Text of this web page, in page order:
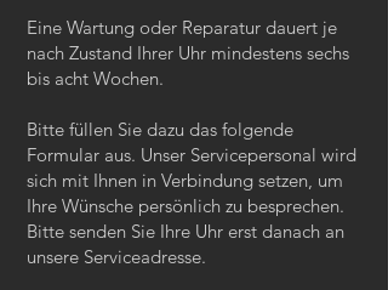
Eine Wartung oder Reparatur dauert je
nach Zustand Ihrer Uhr mindestens sechs
bis acht Wochen.
Bitte füllen Sie dazu das folgende
Formular aus. Unser Servicepersonal wird
sich mit Ihnen in Verbindung setzen, um
Ihre Wünsche persönlich zu besprechen.
Bitte senden Sie Ihre Uhr erst danach an
unsere Serviceadresse.